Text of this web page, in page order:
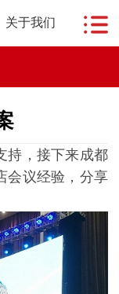
关于我们
持，接下来成都
会议经验，分享